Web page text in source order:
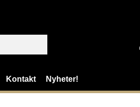
Kontakt Nyheter!